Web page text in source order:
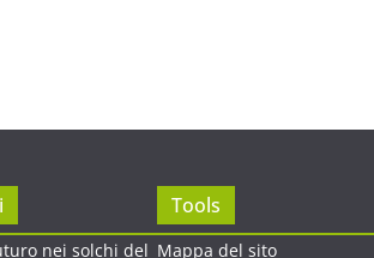
nei solchi del
Tools
Mappa del sito